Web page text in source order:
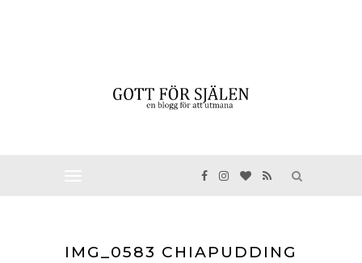
IMG_0583 CHIAPUDDING